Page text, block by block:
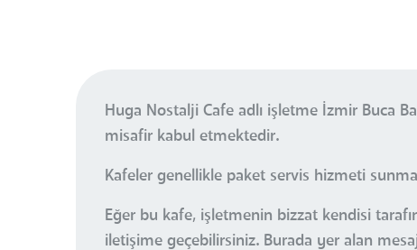
Huga Nostalji Cafe adlı işletme İzmir Buca
misafir kabul etmektedir.
Kafeler genellikle paket servis hizmeti
Eğer bu kafe, işletmenin bizzat kendisi
iletişime geçebilirsiniz. Burada yer alan